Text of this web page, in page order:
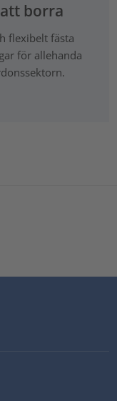
borra
flexibelt fästa
för allehanda